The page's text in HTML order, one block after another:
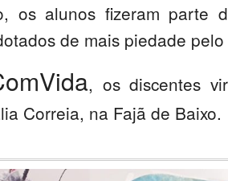
os alunos fizeram parte
de mais piedade
, os discentes
Correia, na Fajã de Baixo.